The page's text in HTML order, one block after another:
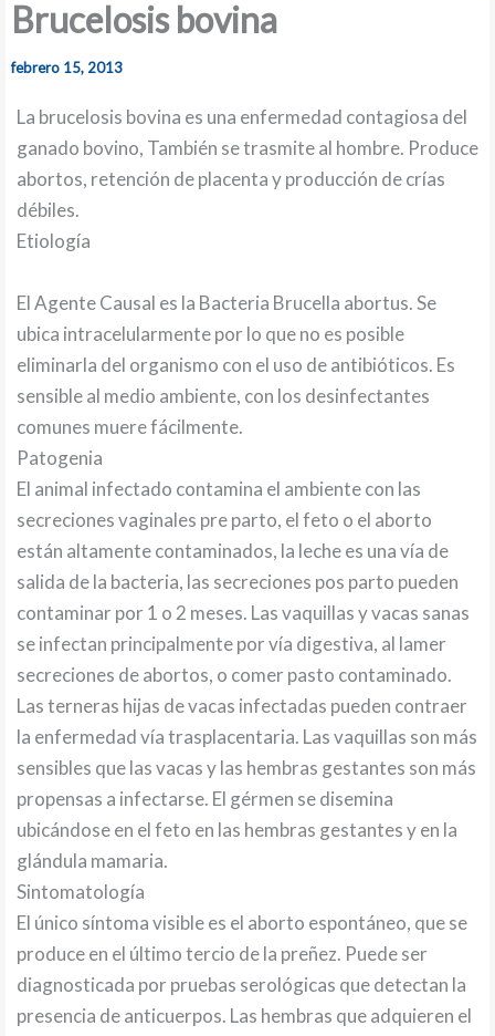
Brucelosis bovina
febrero 15, 2013
La brucelosis bovina es una enfermedad contagiosa del
ganado bovino, También se trasmite al hombre. Produce
abortos, retención de placenta y producción de crías
débiles.
Etiología
El Agente Causal es la Bacteria Brucella abortus. Se
ubica intracelularmente por lo que no es posible
eliminarla del organismo con el uso de antibióticos. Es
sensible al medio ambiente, con los desinfectantes
comunes muere fácilmente.
Patogenia
El animal infectado contamina el ambiente con las
secreciones vaginales pre parto, el feto o el aborto
están altamente contaminados, la leche es una vía de
salida de la bacteria, las secreciones pos parto pueden
contaminar por 1 o 2 meses. Las vaquillas y vacas sanas
se infectan principalmente por vía digestiva, al lamer
secreciones de abortos, o comer pasto contaminado.
Las terneras hijas de vacas infectadas pueden contraer
la enfermedad vía trasplacentaria. Las vaquillas son más
sensibles que las vacas y las hembras gestantes son más
propensas a infectarse. El gérmen se disemina
ubicándose en el feto en las hembras gestantes y en la
glándula mamaria.
Sintomatología
El único síntoma visible es el aborto espontáneo, que se
produce en el último tercio de la preñez. Puede ser
diagnosticada por pruebas serológicas que detectan la
presencia de anticuerpos. Las hembras que adquieren el